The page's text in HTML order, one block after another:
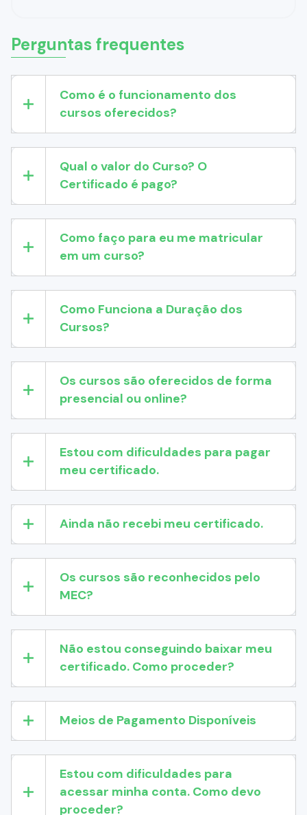
Perguntas frequentes
Como é o funcionamento dos
cursos oferecidos?
Qual o valor do Curso? O
Certificado é pago?
Como faço para eu me matricular
em um curso?
Como Funciona a Duração dos
Cursos?
Os cursos são oferecidos de forma
presencial ou online?
Estou com dificuldades para pagar
meu certificado.
Ainda não recebi meu certificado.
Os cursos são reconhecidos pelo
MEC?
Não estou conseguindo baixar meu
certificado. Como proceder?
Meios de Pagamento Disponíveis
Estou com dificuldades para
acessar minha conta. Como devo
proceder?